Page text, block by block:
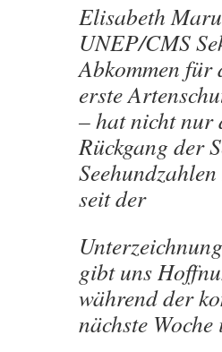
Elisabeth
UNEP/CMS
Abkommen für
erste
– hat nicht nur
Rückgang der
seit der
gibt uns
während der
nächste